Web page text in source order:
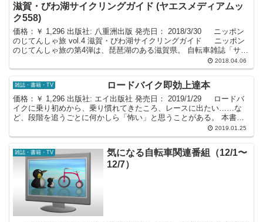
滋賀・びわ湖サイクリングガイド (ヤエスメディアムッ
ク558)
価格：￥ 1,296 出版社: 八重洲出版 発売日： 2018/3/30 ニッポン
のじてんしゃ旅 vol.4 滋賀・びわ湖サイクリングガイド ニッポン
のじてんしゃ旅の第4弾は、琵琶湖のある滋賀県。 自転車雑誌「サイ
2018.04.06
雑誌・書籍・TV ロードバイク即効上達本
価格：￥ 1,296 出版社: エイ出版社 発売日： 2019/1/29 ロードバ
イクに乗り初めから、乗り慣れてきたころ、レースに出たい……な
ど、段階を追うごとに何かしら「怖い」と思うことがある。 本書で
2019.01.25
雑誌・書籍・TV
気になる自転車関連番組（12/1〜
12/7）